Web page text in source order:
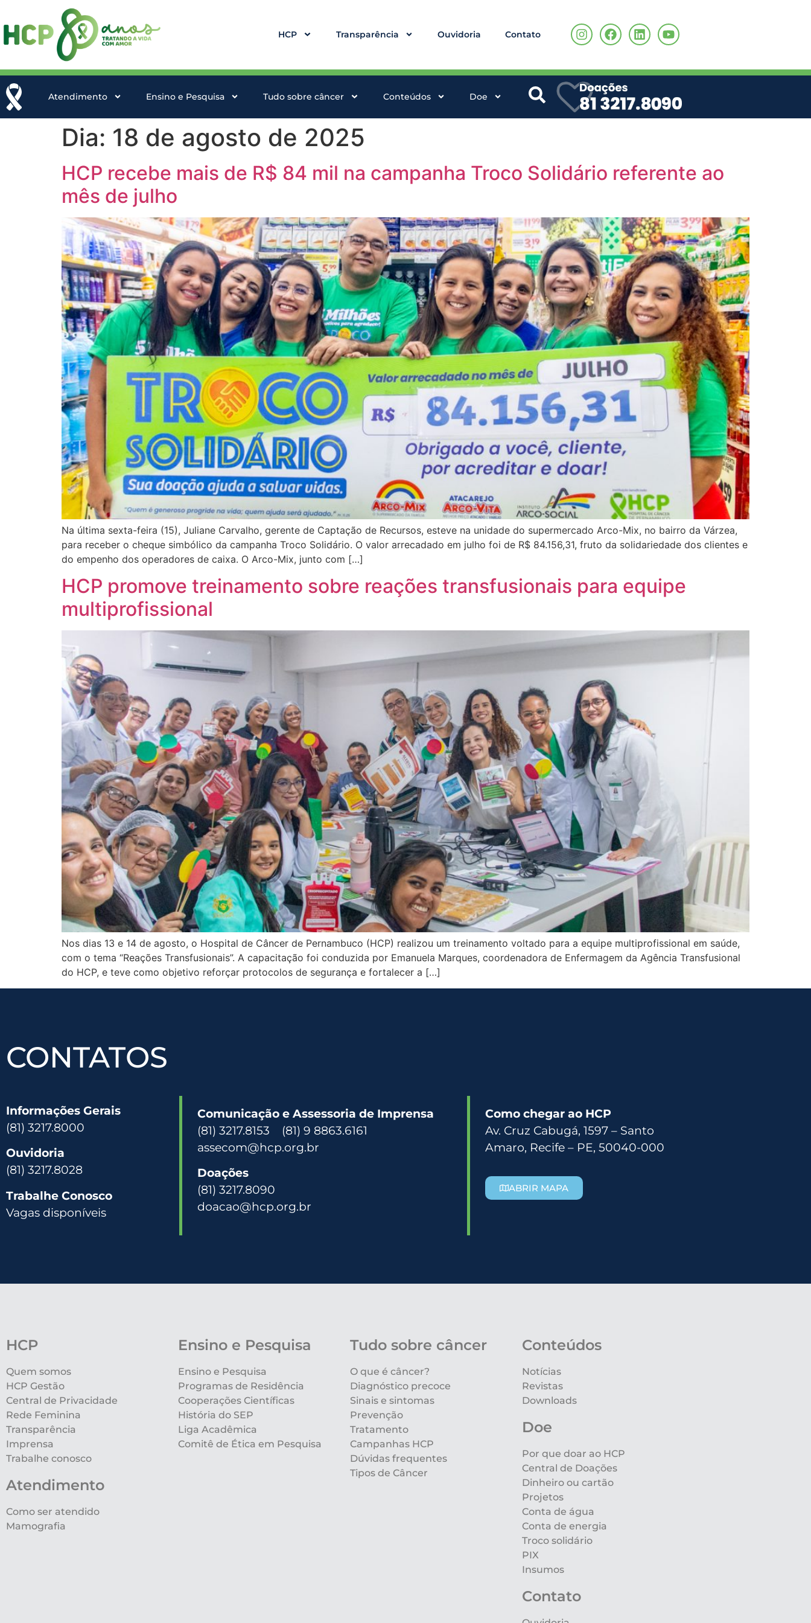
HCP Transparência Ouvidoria Contato
Atendimento Ensino e Pesquisa Tudo sobre câncer Conteúdos Doe
Dia: 18 de agosto de 2025
HCP recebe mais de R$ 84 mil na campanha Troco Solidário referente ao
mês de julho
Na última sexta-feira (15), Juliane Carvalho, gerente de Captação de Recursos, esteve na unidade do supermercado Arco-Mix, no bairro da Várzea,
para receber o cheque simbólico da campanha Troco Solidário. O valor arrecadado em julho foi de R$ 84.156,31, fruto da solidariedade dos clientes e
do empenho dos operadores de caixa. O Arco-Mix, junto com […]
HCP promove treinamento sobre reações transfusionais para equipe
multiprofissional
Nos dias 13 e 14 de agosto, o Hospital de Câncer de Pernambuco (HCP) realizou um treinamento voltado para a equipe multiprofissional em saúde,
com o tema “Reações Transfusionais”. A capacitação foi conduzida por Emanuela Marques, coordenadora de Enfermagem da Agência Transfusional
do HCP, e teve como objetivo reforçar protocolos de segurança e fortalecer a […]
CONTATOS
Informações Gerais
(81) 3217.8000
Ouvidoria
(81) 3217.8028
Trabalhe Conosco
Vagas disponíveis
Comunicação e Assessoria de Imprensa
(81) 3217.8153 (81) 9 8863.6161
assecom@hcp.org.br
Doações
(81) 3217.8090
doacao@hcp.org.br
Como chegar ao HCP
Av. Cruz Cabugá, 1597 – Santo
Amaro, Recife – PE, 50040-000
ABRIR MAPA
HCP
Quem somos
HCP Gestão
Central de Privacidade
Rede Feminina
Transparência
Imprensa
Trabalhe conosco
Atendimento
Como ser atendido
Mamografia
Ensino e Pesquisa
Ensino e Pesquisa
Programas de Residência
Cooperações Científicas
História do SEP
Liga Acadêmica
Comitê de Ética em Pesquisa
Tudo sobre câncer
O que é câncer?
Diagnóstico precoce
Sinais e sintomas
Prevenção
Tratamento
Campanhas HCP
Dúvidas frequentes
Tipos de Câncer
Conteúdos
Notícias
Revistas
Downloads
Doe
Por que doar ao HCP
Central de Doações
Dinheiro ou cartão
Projetos
Conta de água
Conta de energia
Troco solidário
PIX
Insumos
Contato